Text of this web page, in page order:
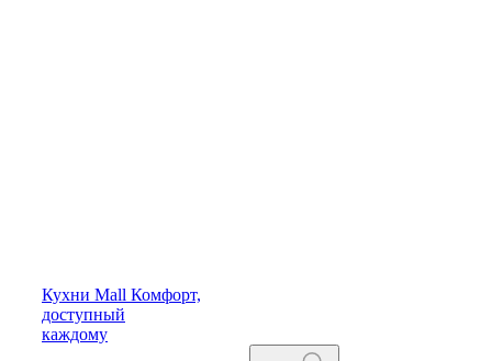
Кухни Mall Комфорт,
доступный
каждому